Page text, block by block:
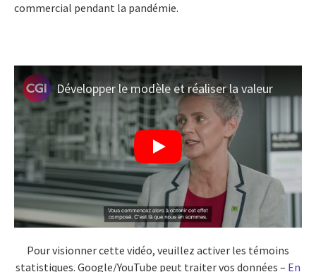
commercial pendant la pandémie.
Développer le modèle et réaliser la valeur
Pour visionner cette vidéo, veuillez activer les témoins
statistiques. Google/YouTube peut traiter vos données – En